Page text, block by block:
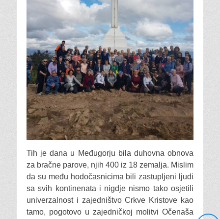
Tih je dana u Međugorju bila duhovna obnova
za bračne parove, njih 400 iz 18 zemalja. Mislim
da su među hodočasnicima bili zastupljeni ljudi
sa svih kontinenata i nigdje nismo tako osjetili
univerzalnost i zajedništvo Crkve Kristove kao
tamo, pogotovo u zajedničkoj molitvi Očenaša